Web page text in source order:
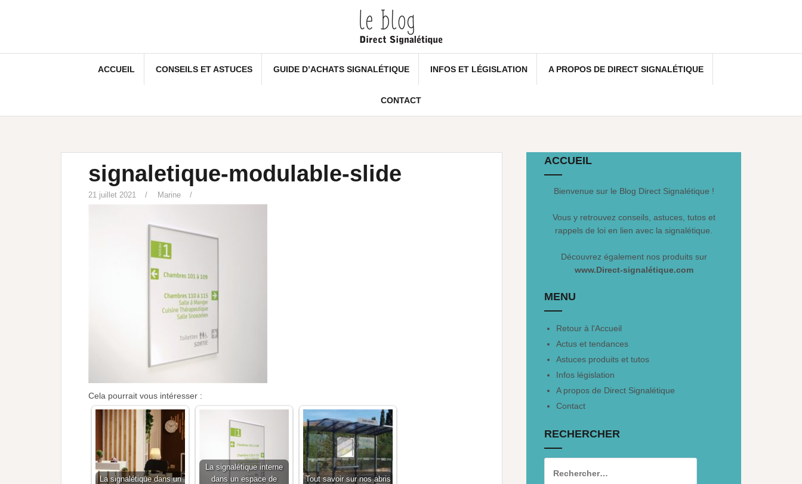
ACCUEIL CONSEILS ET ASTUCES GUIDE D’ACHATS SIGNALÉTIQUE INFOS ET LÉGISLATION A PROPOS DE DIRECT SIGNALÉTIQUE
CONTACT
signaletique-modulable-slide
21 juillet 2021 Marine
Cela pourrait vous intéresser :
La signalétique dans un
La signalétique interne
dans un espace de
Tout savoir sur nos abris
ACCUEIL
Bienvenue sur le Blog Direct Signalétique !
Vous y retrouvez conseils, astuces, tutos et
rappels de loi en lien avec la signalétique.
Découvrez également nos produits sur
www.Direct-signalétique.com
MENU
Retour à l'Accueil
Actus et tendances
Astuces produits et tutos
Infos législation
A propos de Direct Signalétique
Contact
RECHERCHER